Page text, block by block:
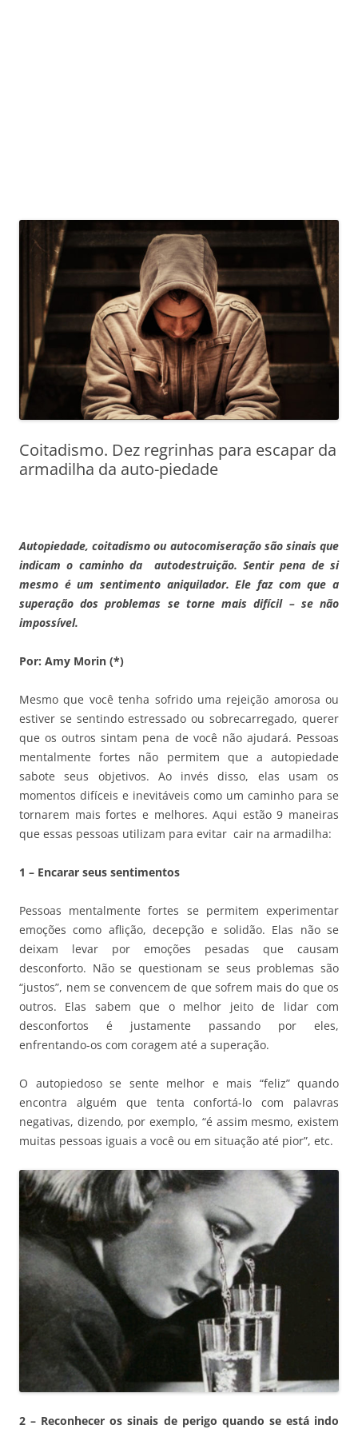
Coitadismo. Dez regrinhas para escapar da
armadilha da auto-piedade
Autopiedade, coitadismo ou autocomiseração são sinais que
indicam o caminho da autodestruição. Sentir pena de si
mesmo é um sentimento aniquilador. Ele faz com que a
superação dos problemas se torne mais difícil – se não
impossível.
Por: Amy Morin (*)
Mesmo que você tenha sofrido uma rejeição amorosa ou
estiver se sentindo estressado ou sobrecarregado, querer
que os outros sintam pena de você não ajudará. Pessoas
mentalmente fortes não permitem que a autopiedade
sabote seus objetivos. Ao invés disso, elas usam os
momentos difíceis e inevitáveis como um caminho para se
tornarem mais fortes e melhores. Aqui estão 9 maneiras
que essas pessoas utilizam para evitar cair na armadilha:
1 – Encarar seus sentimentos
Pessoas mentalmente fortes se permitem experimentar
emoções como aflição, decepção e solidão. Elas não se
deixam levar por emoções pesadas que causam
desconforto. Não se questionam se seus problemas são
“justos”, nem se convencem de que sofrem mais do que os
outros. Elas sabem que o melhor jeito de lidar com
desconfortos é justamente passando por eles,
enfrentando-os com coragem até a superação.
O autopiedoso se sente melhor e mais “feliz” quando
encontra alguém que tenta confortá-lo com palavras
negativas, dizendo, por exemplo, “é assim mesmo, existem
muitas pessoas iguais a você ou em situação até pior”, etc.
2 – Reconhecer os sinais de perigo quando se está indo